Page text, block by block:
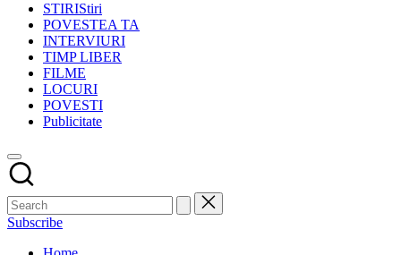
STIRIStiri
POVESTEA TA
INTERVIURI
TIMP LIBER
FILME
LOCURI
POVESTI
Publicitate
Subscribe